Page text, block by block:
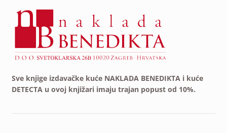
Sve knjige izdavačke kuće NAKLADA BENEDIKTA i kuće
DETECTA u ovoj knjižari imaju trajan popust od 10%.